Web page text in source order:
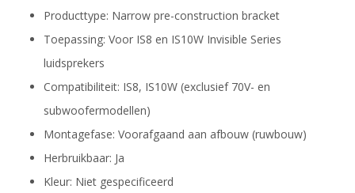
Producttype: Narrow pre-construction bracket
Toepassing: Voor IS8 en IS10W Invisible Series
luidsprekers
Compatibiliteit: IS8, IS10W (exclusief 70V- en
subwoofermodellen)
Montagefase: Voorafgaand aan afbouw (ruwbouw)
Herbruikbaar: Ja
Kleur: Niet gespecificeerd